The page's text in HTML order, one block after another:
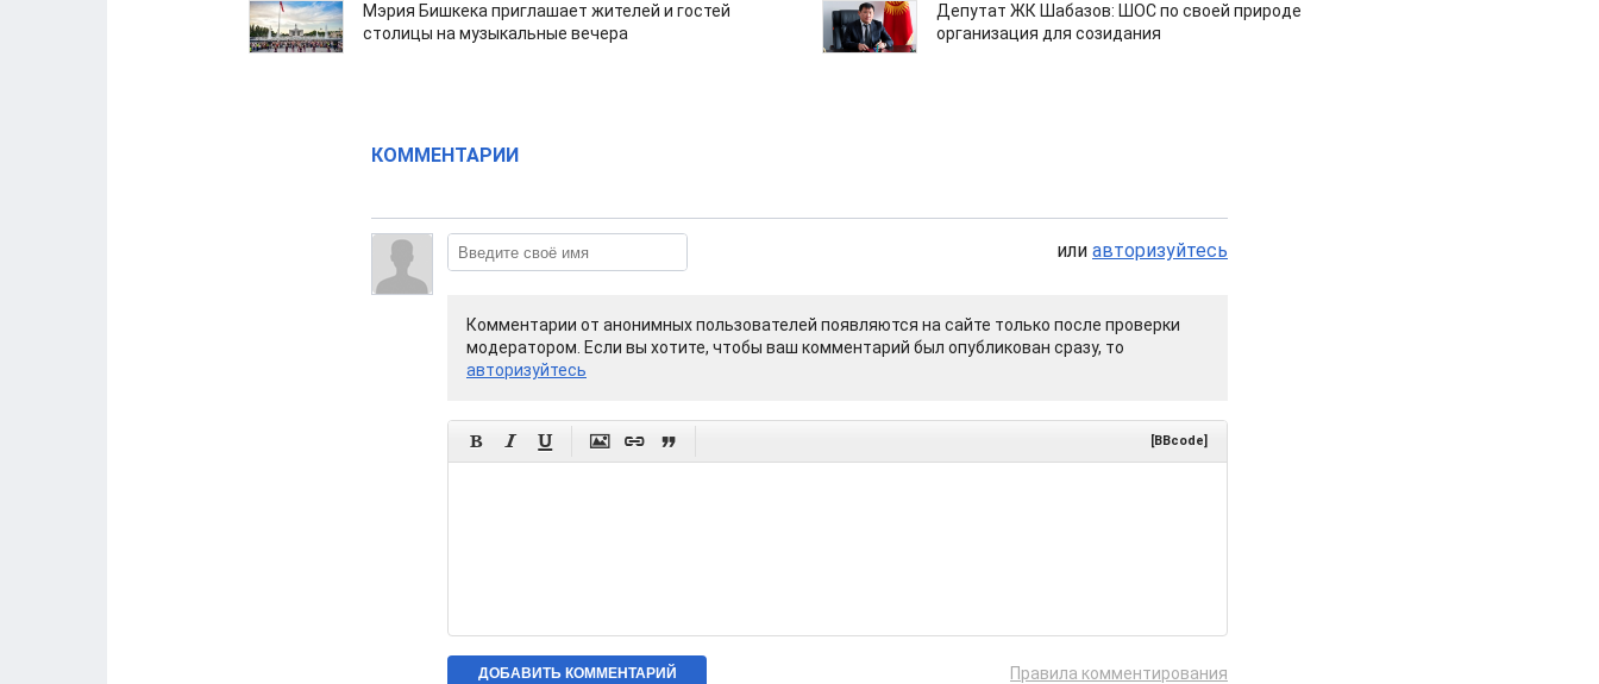
Мэрия Бишкека приглашает жителей и гостей
столицы на музыкальные вечера
Депутат ЖК Шабазов: ШОС по своей природе
организация для созидания
КОММЕНТАРИИ
или авторизуйтесь
Комментарии от анонимных пользователей появляются на сайте только после проверки
модератором. Если вы хотите, чтобы ваш комментарий был опубликован сразу, то
авторизуйтесь
      [BBcode]
Правила комментирования